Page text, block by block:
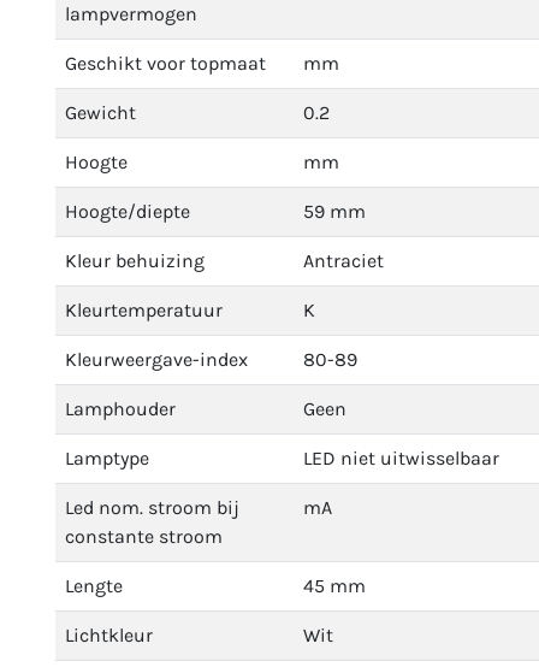
lampvermogen
Geschikt voor topmaat mm
Gewicht 0.2
Hoogte mm
Hoogte/diepte 59 mm
Kleur behuizing Antraciet
Kleurtemperatuur K
Kleurweergave-index 80-89
Lamphouder Geen
Lamptype LED niet uitwisselbaar
Led nom. stroom bij
constante stroom
mA
Lengte 45 mm
Lichtkleur Wit